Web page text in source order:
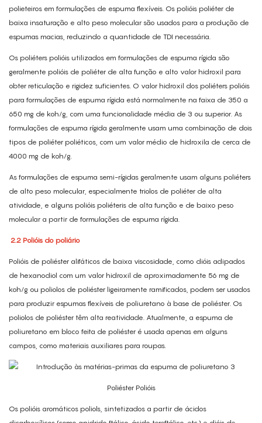
polieteiros em formulações de espuma flexíveis. Os polióis poliéter de
baixa insaturação e alto peso molecular são usados ​​para a produção de
espumas macias, reduzindo a quantidade de TDI necessária.
Os poliéters polióis utilizados em formulações de espuma rígida são
geralmente polióis de poliéter de alta função e alto valor hidroxil para
obter reticulação e rigidez suficientes. O valor hidroxil dos poliéters polióis
para formulações de espuma rígida está normalmente na faixa de 350 a
650 mg de koh/g, com uma funcionalidade média de 3 ou superior. As
formulações de espuma rígida geralmente usam uma combinação de dois
tipos de poliéter poliéticos, com um valor médio de hidroxila de cerca de
4000 mg de koh/g.
As formulações de espuma semi-rígidas geralmente usam alguns poliéters
de alto peso molecular, especialmente triolos de poliéter de alta
atividade, e alguns polióis poliéteris de alta função e de baixo peso
molecular a partir de formulações de espuma rígida.
2.2 Polióis do poliário
Polióis de poliéster alifáticos de baixa viscosidade, como dióis adipados
de hexanodiol com um valor hidroxil de aproximadamente 56 mg de
koh/g ou poliolos de poliéster ligeiramente ramificados, podem ser usados ​​
para produzir espumas flexíveis de poliuretano à base de poliéster. Os
poliolos de poliéster têm alta reatividade. Atualmente, a espuma de
poliuretano em bloco feita de poliéster é usada apenas em alguns
campos, como materiais auxiliares para roupas.
Poliéster Polióis
Os polióis aromáticos poliols, sintetizados a partir de ácidos